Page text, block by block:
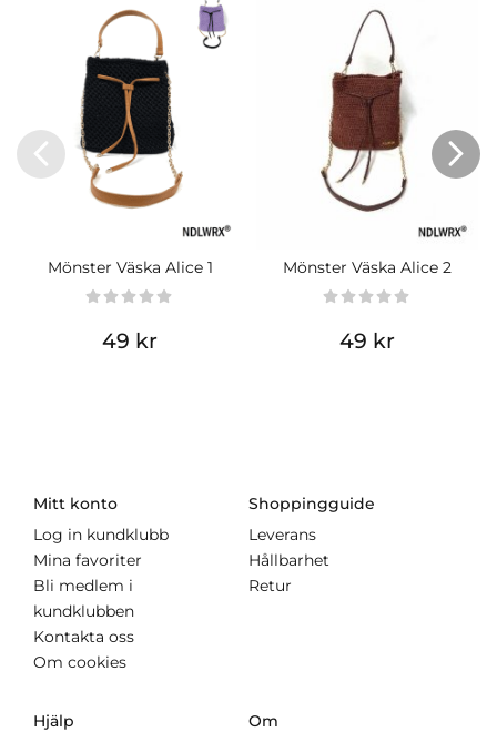
Mönster Väska Alice 1
49 kr
Mönster Väska Alice 2
49 kr
Mitt konto
Log in kundklubb
Mina favoriter
Bli medlem i
kundklubben
Kontakta oss
Om cookies
Shoppingguide
Leverans
Hållbarhet
Retur
Hjälp Om